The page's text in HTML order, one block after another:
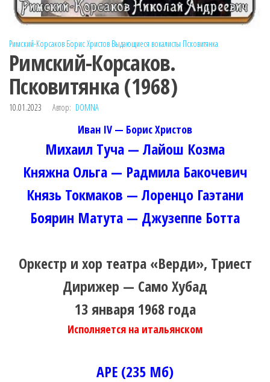
Римский-Корсаков Борис Христов Выдающиеся вокалисты Псковитянка
Римский-Корсаков.
Псковитянка (1968)
10.01.2023 Автор: DOMNA
Иван IV — Борис Христов
Михаил Туча — Лайош Козма
Княжна Ольга — Радмила Бакочевич
Князь Токмаков — Лоренцо Гаэтани
Боярин Матута — Джузеппе Ботта
Оркестр и хор театра «Верди», Триест
Дирижер — Само Хубад
13 января 1968 года
Исполняется на итальянском
APE (235 Мб)